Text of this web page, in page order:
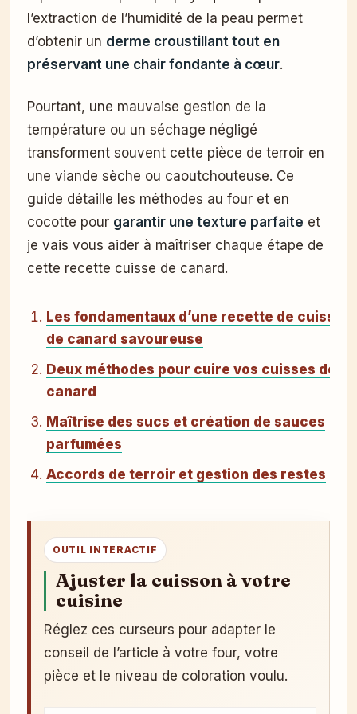
l’extraction de l’humidité de la peau permet
d’obtenir un derme croustillant tout en
préservant une chair fondante à cœur.
Pourtant, une mauvaise gestion de la
température ou un séchage négligé
transforment souvent cette pièce de terroir en
une viande sèche ou caoutchouteuse. Ce
guide détaille les méthodes au four et en
cocotte pour garantir une texture parfaite et
je vais vous aider à maîtriser chaque étape de
cette recette cuisse de canard.
Les fondamentaux d’une recette de cuisse
de canard savoureuse
Deux méthodes pour cuire vos cuisses de
canard
Maîtrise des sucs et création de sauces
parfumées
Accords de terroir et gestion des restes
OUTIL INTERACTIF
Ajuster la cuisson à votre
cuisine
Réglez ces curseurs pour adapter le
conseil de l’article à votre four, votre
pièce et le niveau de coloration voulu.